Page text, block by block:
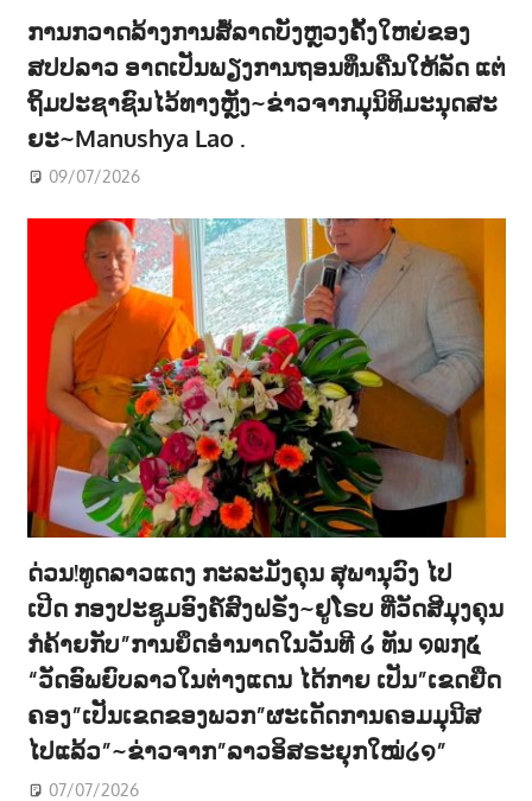
ການກວາດລ້າງການສໍ້ລາດບັງຫຼວງຄັ້ງໃຫຍ່ຂອງ
ສປປລາວ ອາດເປັນພຽງການຖອນທຶນຄືນໃຫ້ລັດ ແຕ່
ຖິ້ມປະຊາຊົນໄວ້ທາງຫຼັງ~ຂ່າວຈາກມຸນິທິມະນຸດສະ
ຍະ~Manushya Lao .
09/07/2026
ດ່ວນ!ທູດລາວແດງ ກະລະມັງຄຸນ ສຸພານຸວົງ ໄປ
ເປີດ ກອງປະຊູມອົງຄ໌ສົງຝຣັ່ງ~ຢູໂຣບ ທີ່ວັດສີມຸງຄຸນ
ກໍຄ້າຍກັບ”ການຍຶດອຳນາດໃນວັນທີ ໒ ທັນ ໑໙໗໕
“ວັດອົພຍົບລາວໃນຕ່າງແດນ ໄດ້ກາຍ ເປັນ”ເຂດຍືດ
ຄອງ”ເປັນເຂດຂອງພວກ”ຜະເດັດການຄອມມຸນີສ
ໄປແລ້ວ”~ຂ່າວຈາກ”ລາວອິສຣະຍຸກໃໝ່໒໑”
07/07/2026